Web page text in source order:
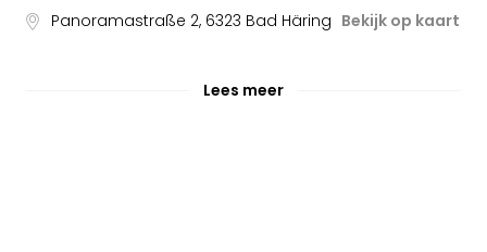
Panoramastraße 2, 6323 Bad Häring Bekijk op kaart
Lees meer